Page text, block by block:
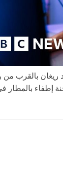
ريغان بالقرب
في شاحنة إطفاء